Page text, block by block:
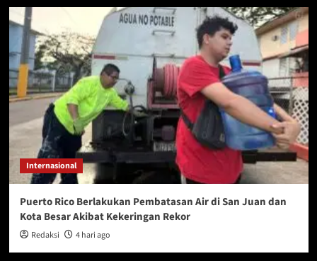
Internasional
Puerto Rico Berlakukan Pembatasan Air di San Juan dan
Kota Besar Akibat Kekeringan Rekor
Redaksi 4 hari ago